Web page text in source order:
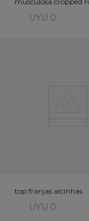
UYU 0
top franjas alcinhas
UYU 0